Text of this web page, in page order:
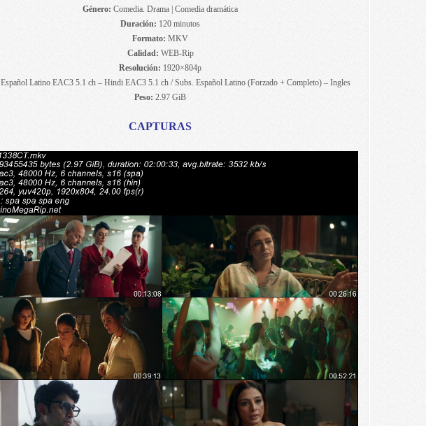
Género: Comedia. Drama | Comedia dramática
Duración: 120 minutos
Formato: MKV
Calidad: WEB-Rip
Resolución: 1920×804p
Español Latino EAC3 5.1 ch – Hindi EAC3 5.1 ch / Subs. Español Latino (Forzado + Completo) – Ingles
Peso: 2.97 GiB
CAPTURAS